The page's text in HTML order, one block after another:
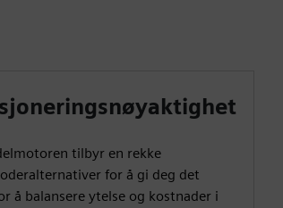
tilbyr en rekke
for å gi deg det
å balansere ytelse og kostnader i